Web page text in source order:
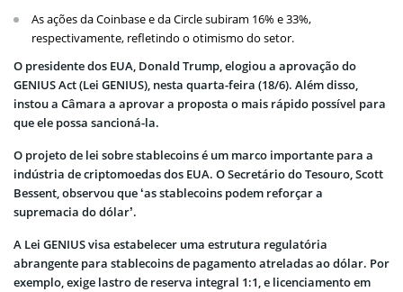
As ações da Coinbase e da Circle subiram 16% e 33%,
respectivamente, refletindo o otimismo do setor.
O presidente dos EUA, Donald Trump, elogiou a aprovação do
GENIUS Act (Lei GENIUS), nesta quarta-feira (18/6). Além disso,
instou a Câmara a aprovar a proposta o mais rápido possível para
que ele possa sancioná-la.
O projeto de lei sobre stablecoins é um marco importante para a
indústria de criptomoedas dos EUA. O Secretário do Tesouro, Scott
Bessent, observou que ‘as stablecoins podem reforçar a
supremacia do dólar’.
A Lei GENIUS visa estabelecer uma estrutura regulatória
abrangente para stablecoins de pagamento atreladas ao dólar. Por
exemplo, exige lastro de reserva integral 1:1, e licenciamento em